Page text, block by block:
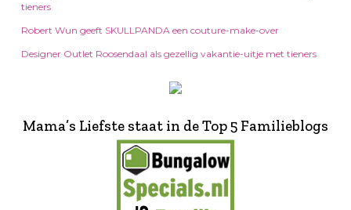
tieners
Robert Wun geeft SKULLPANDA een couture-make-over
Designer Outlet Roosendaal als gezellig vakantie-uitje met tieners
Mama’s Liefste staat in de Top 5 Familieblogs